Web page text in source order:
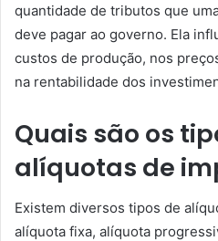
quantidade de tributos que
deve pagar ao governo. Ela
custos de produção, nos
na rentabilidade dos
Quais são os
alíquotas de
Existem diversos tipos de
alíquota fixa, alíquota